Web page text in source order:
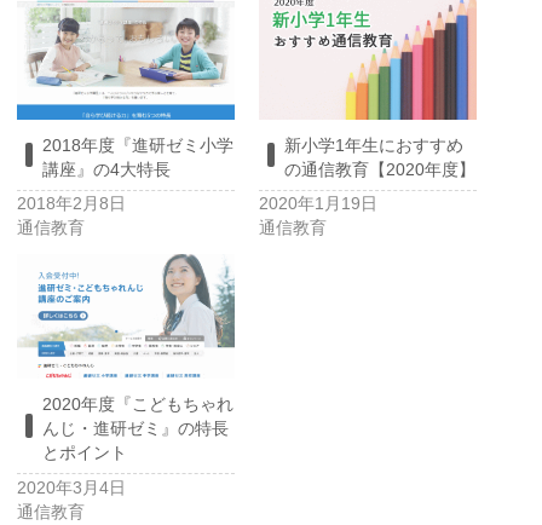
2018年度『進研ゼミ小学
講座』の4大特長
2018年2月8日
通信教育
新小学1年生におすすめ
の通信教育【2020年度】
2020年1月19日
通信教育
2020年度『こどもちゃれ
んじ・進研ゼミ』の特長
とポイント
2020年3月4日
通信教育